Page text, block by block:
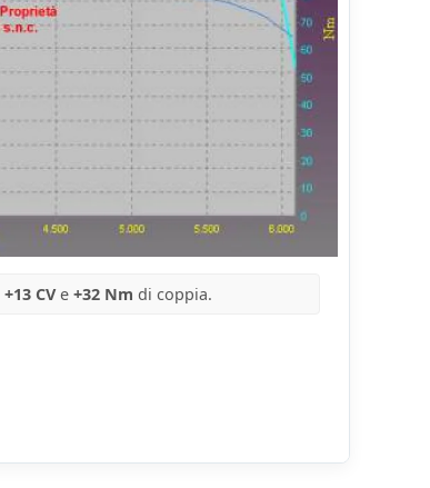
+13 CVe +32 Nm di coppia.